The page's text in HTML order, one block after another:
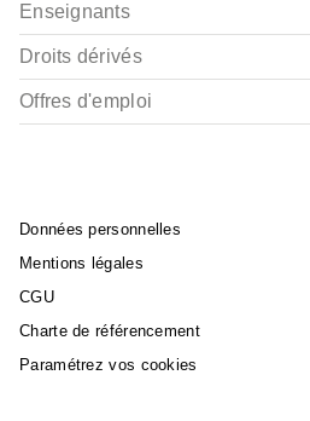
Enseignants
Droits dérivés
Offres d'emploi
Données personnelles
Mentions légales
CGU
Charte de référencement
Paramétrez vos cookies